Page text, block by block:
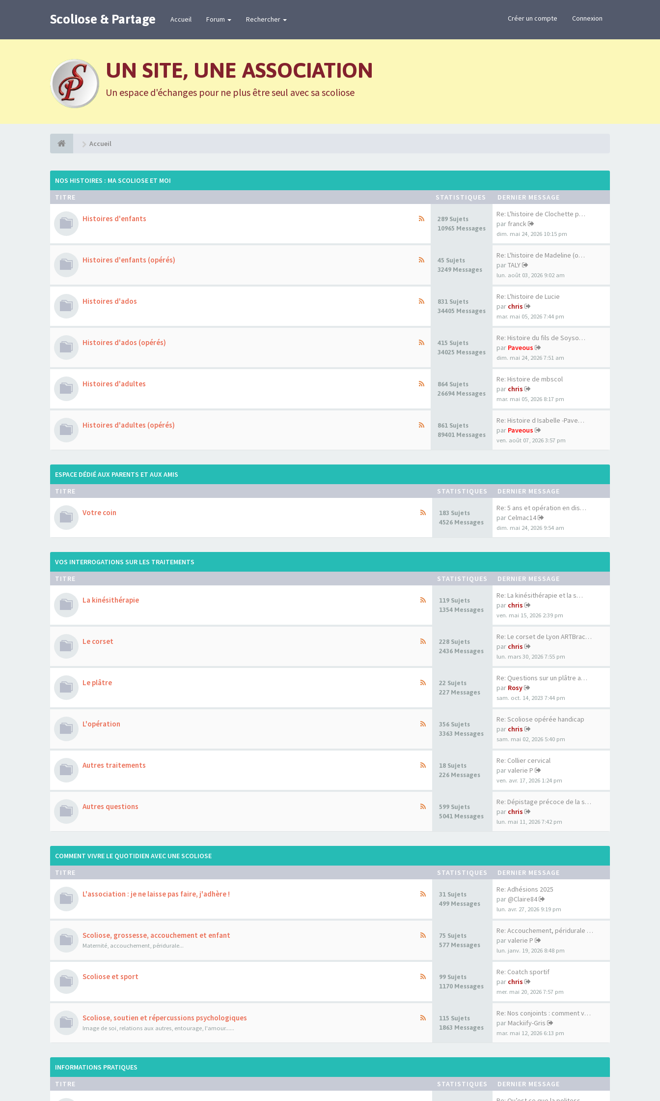
Scoliose & Partage Accueil Forum Rechercher Créer un compte Connexion
UN SITE, UNE ASSOCIATION
Un espace d'échanges pour ne plus être seul avec sa scoliose
Accueil
NOS HISTOIRES : MA SCOLIOSE ET MOI
TITRE
STATISTIQUES DERNIER MESSAGE
Histoires d'enfants
289 Sujets
10965 Messages
Re: L'histoire de Clochette p…
par franck
dim. mai 24, 2026 10:15 pm
Histoires d'enfants (opérés)
45 Sujets
3249 Messages
Re: L'histoire de Madeline (o…
parTALY
lun. août 03, 2026 9:02 am
Histoires d'ados
831 Sujets
34405 Messages
Re: L'histoire de Lucie
par chris
mar. mai 05, 2026 7:44 pm
Histoires d'ados (opérés)
415 Sujets
34025 Messages
Re: Histoire du fils de Soyso…
par Paveous
dim. mai 24, 2026 7:51 am
Histoires d'adultes
864 Sujets
26694 Messages
Re: Histoire de mbscol
par chris
mar. mai 05, 2026 8:17 pm
Histoires d'adultes (opérés)
861 Sujets
89401 Messages
Re: Histoire d Isabelle -Pave…
par Paveous
ven. août 07, 2026 3:57 pm
ESPACE DÉDIÉ AUX PARENTS ET AUX AMIS
TITRE
STATISTIQUES DERNIER MESSAGE
Votre coin
183 Sujets
4526 Messages
Re: 5 ans et opération en dis…
par Celmac14
dim. mai 24, 2026 9:54 am
VOS INTERROGATIONS SUR LES TRAITEMENTS
TITRE
STATISTIQUES DERNIER MESSAGE
La kinésithérapie
119 Sujets
1354 Messages
Re: La kinésithérapie et la s…
par chris
ven. mai 15, 2026 2:39 pm
Le corset
228 Sujets
2436 Messages
Re: Le corset de Lyon ARTBrac…
par chris
lun. mars 30, 2026 7:55 pm
Le plâtre
22 Sujets
227 Messages
Re: Questions sur un plâtre a…
par Rosy
sam. oct. 14, 2023 7:44 pm
L'opération
356 Sujets
3363 Messages
Re: Scoliose opérée handicap
par chris
sam. mai 02, 2026 5:40 pm
Autres traitements
18 Sujets
226 Messages
Re: Collier cervical
parvalerie P
ven. avr. 17, 2026 1:24 pm
Autres questions
599 Sujets
5041 Messages
Re: Dépistage précoce de la s…
par chris
lun. mai 11, 2026 7:42 pm
COMMENT VIVRE LE QUOTIDIEN AVEC UNE SCOLIOSE
TITRE
STATISTIQUES DERNIER MESSAGE
L'association : je ne laisse pas faire, j'adhère !
31 Sujets
499 Messages
Re: Adhésions 2025
par @Claire84
lun. avr. 27, 2026 9:19 pm
Scoliose, grossesse, accouchement et enfant
Maternité, accouchement, péridurale...
75 Sujets
577 Messages
Re: Accouchement, péridurale …
parvalerie P
lun. janv. 19, 2026 8:48 pm
Scoliose et sport
99 Sujets
1170 Messages
Re: Coatch sportif
par chris
mer. mai 20, 2026 7:57 pm
Scoliose, soutien et répercussions psychologiques
Image de soi, relations aux autres, entourage, l'amour......
115 Sujets
1863 Messages
Re: Nos conjoints : comment v…
par Mackiify-Gris
mar. mai 12, 2026 6:13 pm
INFORMATIONS PRATIQUES
TITRE
STATISTIQUES DERNIER MESSAGE